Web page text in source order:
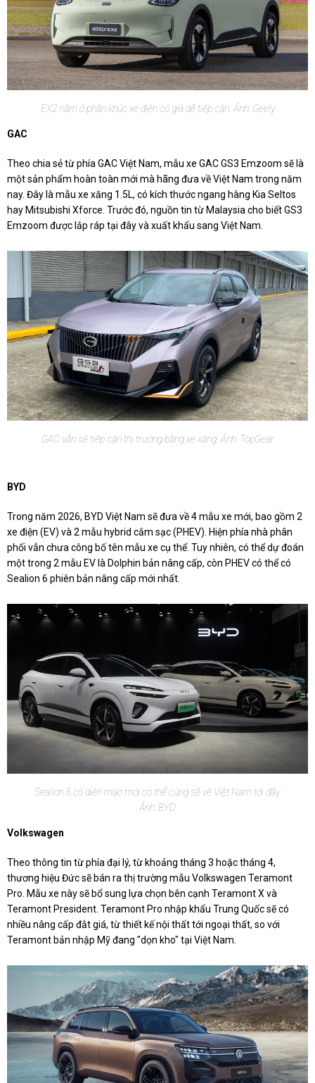
EX2 nằm ở phân khúc xe điện có giá dễ tiếp cận. Ảnh: Geely
GAC
Theo chia sẻ từ phía GAC Việt Nam, mẫu xe GAC GS3 Emzoom sẽ là
một sản phẩm hoàn toàn mới mà hãng đưa về Việt Nam trong năm
nay. Đây là mẫu xe xăng 1.5L, có kích thước ngang hàng Kia Seltos
hay Mitsubishi Xforce. Trước đó, nguồn tin từ Malaysia cho biết GS3
Emzoom được lắp ráp tại đây và xuất khẩu sang Việt Nam.
GAC vẫn sẽ tiếp cận thị trường bằng xe xăng. Ảnh: TopGear
BYD
Trong năm 2026, BYD Việt Nam sẽ đưa về 4 mẫu xe mới, bao gồm 2
xe điện (EV) và 2 mẫu hybrid cắm sạc (PHEV). Hiện phía nhà phân
phối vẫn chưa công bố tên mẫu xe cụ thể. Tuy nhiên, có thể dự đoán
một trong 2 mẫu EV là Dolphin bản nâng cấp, còn PHEV có thể có
Sealion 6 phiên bản nâng cấp mới nhất.
Sealion 6 có diện mạo mới có thể cũng sẽ về Việt Nam tới đây.
Ảnh: BYD
Volkswagen
Theo thông tin từ phía đại lý, từ khoảng tháng 3 hoặc tháng 4,
thương hiệu Đức sẽ bán ra thị trường mẫu Volkswagen Teramont
Pro. Mẫu xe này sẽ bổ sung lựa chọn bên cạnh Teramont X và
Teramont President. Teramont Pro nhập khẩu Trung Quốc sẽ có
nhiều nâng cấp đắt giá, từ thiết kế nội thất tới ngoại thất, so với
Teramont bản nhập Mỹ đang "dọn kho" tại Việt Nam.